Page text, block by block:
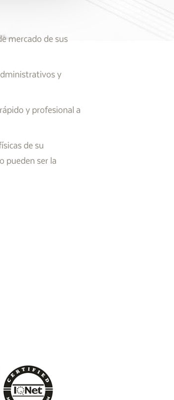
mercado de sus
y
y profesional a
de su
pueden ser la